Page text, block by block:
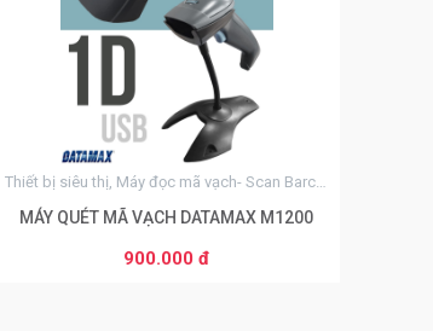
Thiết bị siêu thị, Máy đọc mã vạch- Scan Barcode
MÁY QUÉT MÃ VẠCH DATAMAX M1200
900.000 đ